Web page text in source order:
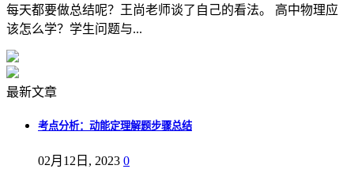
每天都要做总结呢？王尚老师谈了自己的看法。 高中物理应
该怎么学？学生问题与...
最新文章
考点分析：动能定理解题步骤总结
02月12日, 2023 0